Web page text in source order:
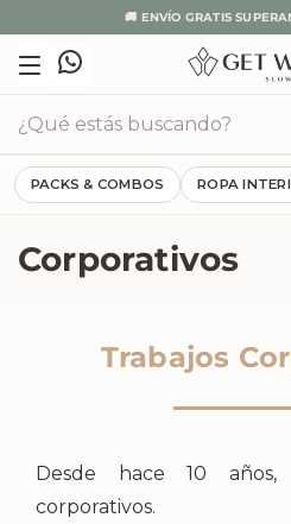
🚚 ENVÍO GRATIS
PACKS & COMBOS ROPA
Corporativos
Trabajos
Desde hace 10 años,
corporativos.